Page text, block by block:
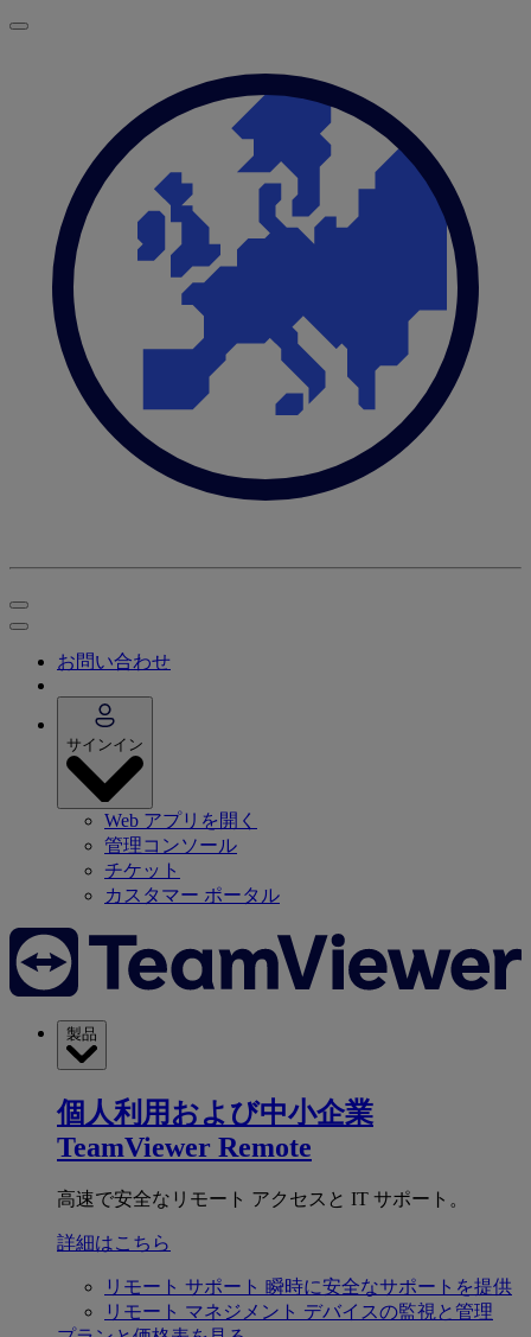
お問い合わせ
サインイン
Web アプリを開く
管理コンソール
チケット
カスタマー ポータル
製品
個人利用および中小企業
TeamViewer Remote
高速で安全なリモート アクセスと IT サポート。
詳細はこちら
リモート サポート 瞬時に安全なサポートを提供
リモート マネジメント デバイスの監視と管理